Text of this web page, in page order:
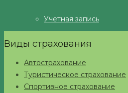
Учетная запись
Виды страхования
Автострахование
Туристическое страхование
Спортивное страхование